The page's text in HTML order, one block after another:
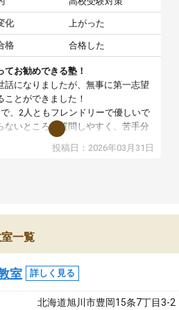
化 上がった
格 合格した
てお勧めできる塾！
話になりましたが、無事に第一志望
ことができました！
、2人ともフレンドリーで優しいで
ないところも質問しやすく、苦手分
り克服することができました。
春季・夏季・冬季講習はもちろん、
投稿日：2026年03月31日
一覧
室 詳しく見る
北海道旭川市豊岡15条7丁目3-2